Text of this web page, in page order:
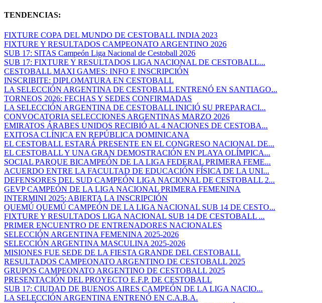
TENDENCIAS:
FIXTURE COPA DEL MUNDO DE CESTOBALL INDIA 2023
FIXTURE Y RESULTADOS CAMPEONATO ARGENTINO 2026
SUB 17: SITAS Campeón Liga Nacional de Cestoball 2026
SUB 17: FIXTURE Y RESULTADOS LIGA NACIONAL DE CESTOBALL...
CESTOBALL MAXI GAMES: INFO E INSCRIPCIÓN
INSCRIBITE: DIPLOMATURA EN CESTOBALL
LA SELECCIÓN ARGENTINA DE CESTOBALL ENTRENÓ EN SANTIAGO...
TORNEOS 2026: FECHAS Y SEDES CONFIRMADAS
LA SELECCIÓN ARGENTINA DE CESTOBALL INICIÓ SU PREPARACI...
CONVOCATORIA SELECCIONES ARGENTINAS MARZO 2026
EMIRATOS ÁRABES UNIDOS RECIBIÓ AL 4 NACIONES DE CESTOBA...
EXITOSA CLÍNICA EN REPÚBLICA DOMINICANA
EL CESTOBALL ESTARÁ PRESENTE EN EL CONGRESO NACIONAL DE...
EL CESTOBALL Y UNA GRAN DEMOSTRACIÓN EN PLAYA OLÍMPICA...
SOCIAL PARQUE BICAMPEÓN DE LA LIGA FEDERAL PRIMERA FEME...
ACUERDO ENTRE LA FACULTAD DE EDUCACIÓN FÍSICA DE LA UNI...
DEFENSORES DEL SUD CAMPEÓN LIGA NACIONAL DE CESTOBALL 2...
GEVP CAMPEÓN DE LA LIGA NACIONAL PRIMERA FEMENINA
INTERMINI 2025: ABIERTA LA INSCRIPCIÓN
QUEMÚ QUEMÚ CAMPEÓN DE LA LIGA NACIONAL SUB 14 DE CESTO...
FIXTURE Y RESULTADOS LIGA NACIONAL SUB 14 DE CESTOBALL ...
PRIMER ENCUENTRO DE ENTRENADORES NACIONALES
SELECCIÓN ARGENTINA FEMENINA 2025-2026
SELECCIÓN ARGENTINA MASCULINA 2025-2026
MISIONES FUE SEDE DE LA FIESTA GRANDE DEL CESTOBALL
RESULTADOS CAMPEONATO ARGENTINO DE CESTOBALL 2025
GRUPOS CAMPEONATO ARGENTINO DE CESTOBALL 2025
PRESENTACIÓN DEL PROYECTO E.F.P. DE CESTOBALL
SUB 17: CIUDAD DE BUENOS AIRES CAMPEÓN DE LA LIGA NACIO...
LA SELECCIÓN ARGENTINA ENTRENÓ EN C.A.B.A.